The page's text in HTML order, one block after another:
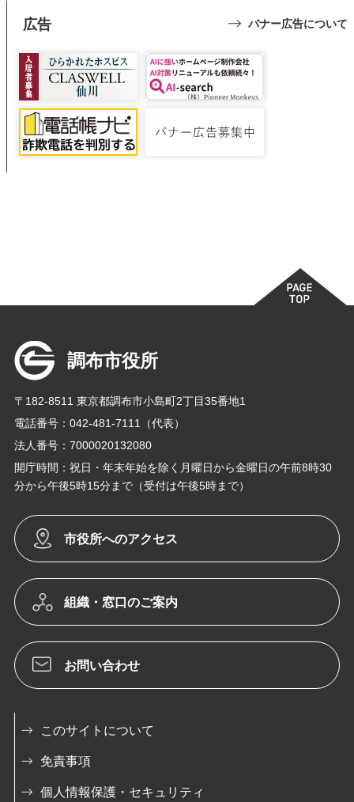
広告 バナー広告について
調布市役所
〒182-8511 東京都調布市小島町2丁目35番地1
電話番号：042-481-7111（代表）
法人番号：7000020132080
開庁時間：祝日・年末年始を除く月曜日から金曜日の午前8時30
分から午後5時15分まで（受付は午後5時まで）
市役所へのアクセス
組織・窓口のご案内
お問い合わせ
このサイトについて
免責事項
個人情報保護・セキュリティ